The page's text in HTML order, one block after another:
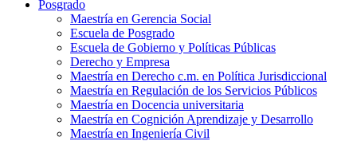
Posgrado
Maestría en Gerencia Social
Escuela de Posgrado
Escuela de Gobierno y Políticas Públicas
Derecho y Empresa
Maestría en Derecho c.m. en Política Jurisdiccional
Maestría en Regulación de los Servicios Públicos
Maestría en Docencia universitaria
Maestría en Cognición Aprendizaje y Desarrollo
Maestría en Ingeniería Civil